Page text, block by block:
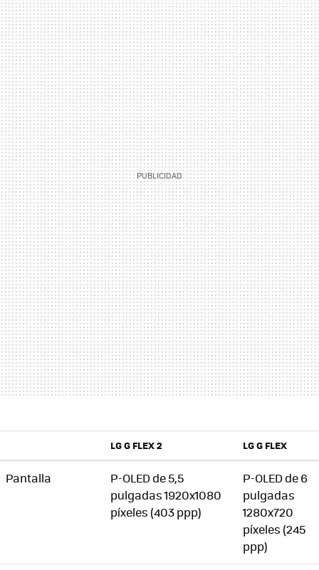
LG G FLEX 2 LG G FLEX
Pantalla
P-OLED de 5,5
pulgadas 1920x1080
píxeles (403 ppp)
P-OLED de 6
pulgadas
1280x720
píxeles (245
ppp)